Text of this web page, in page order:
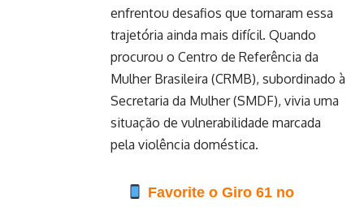
enfrentou desafios que tornaram essa
trajetória ainda mais difícil. Quando
procurou o Centro de Referência da
Mulher Brasileira (CRMB), subordinado à
Secretaria da Mulher (SMDF), vivia uma
situação de vulnerabilidade marcada
pela violência doméstica.
Favorite o Giro 61 no